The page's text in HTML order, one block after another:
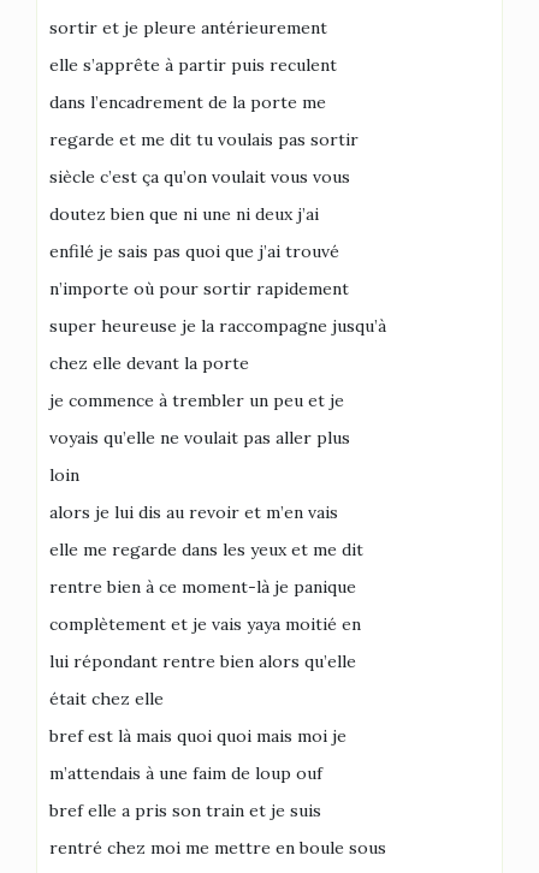
sortir et je pleure antérieurement
elle s’apprête à partir puis reculent
dans l’encadrement de la porte me
regarde et me dit tu voulais pas sortir
siècle c’est ça qu’on voulait vous vous
doutez bien que ni une ni deux j’ai
enfilé je sais pas quoi que j’ai trouvé
n’importe où pour sortir rapidement
super heureuse je la raccompagne jusqu’à
chez elle devant la porte
je commence à trembler un peu et je
voyais qu’elle ne voulait pas aller plus
loin
alors je lui dis au revoir et m’en vais
elle me regarde dans les yeux et me dit
rentre bien à ce moment-là je panique
complètement et je vais yaya moitié en
lui répondant rentre bien alors qu’elle
était chez elle
bref est là mais quoi quoi mais moi je
m’attendais à une faim de loup ouf
bref elle a pris son train et je suis
rentré chez moi me mettre en boule sous